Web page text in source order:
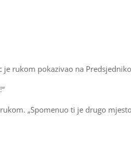
je rukom pokazivao na
„Spomenuo ti je drugo